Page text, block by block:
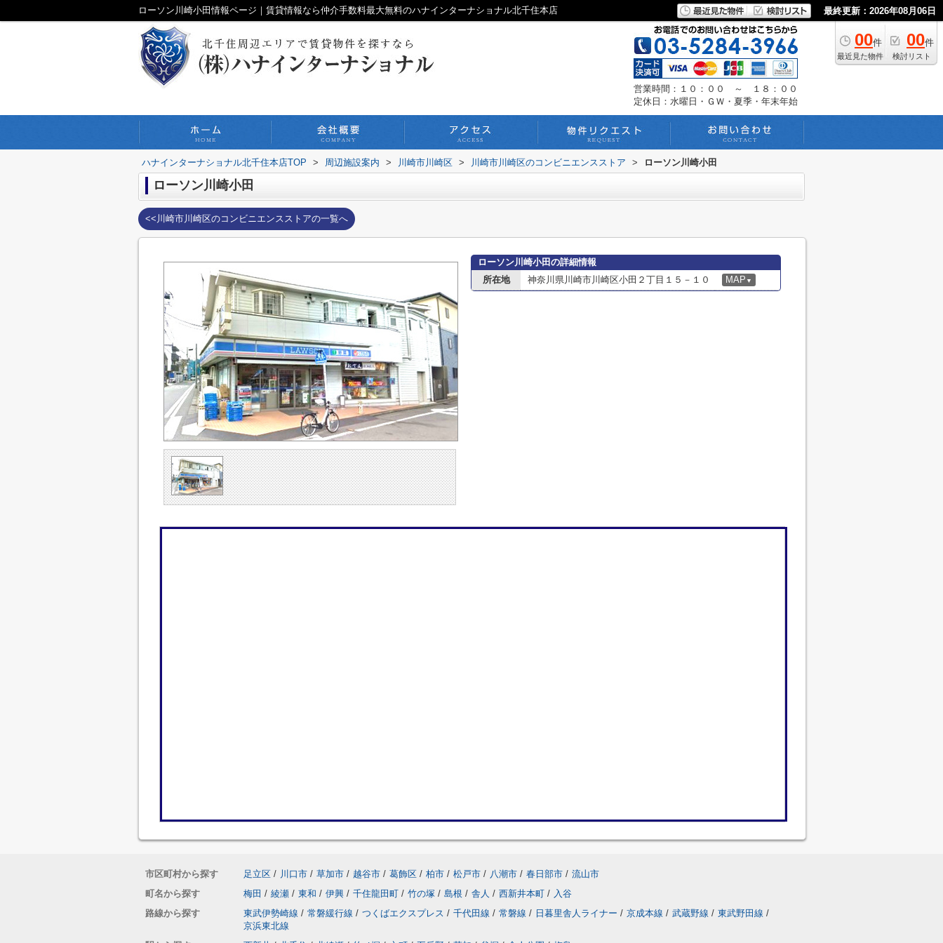
ローソン川崎小田情報ページ｜賃貸情報なら仲介手数料最大無料のハナインターナショナル北千住本店 最終更新：2026年08月06日
00件
最近見た物件
00件
検討リスト
営業時間：１０：００ ～ １８：００
定休日：水曜日・ＧＷ・夏季・年末年始
ハナインターナショナル北千住本店TOP > 周辺施設案内 > 川崎市川崎区 > 川崎市川崎区のコンビニエンスストア > ローソン川崎小田
ローソン川崎小田
<<川崎市川崎区のコンビニエンスストアの一覧へ
ローソン川崎小田の詳細情報
所在地
神奈川県川崎市川崎区小田２丁目１５－１０ MAP ▼
市区町村から探す 足立区 / 川口市 / 草加市 / 越谷市 / 葛飾区 / 柏市 / 松戸市 / 八潮市 / 春日部市 / 流山市
町名から探す
梅田 / 綾瀬 / 東和 / 伊興 / 千住龍田町 / 竹の塚 / 島根 / 舎人 / 西新井本町 / 入谷
路線から探す
東武伊勢崎線 / 常磐緩行線 / つくばエクスプレス / 千代田線 / 常磐線 / 日暮里舎人ライナー / 京成本線 / 武蔵野線 / 東武野田線 /
京浜東北線